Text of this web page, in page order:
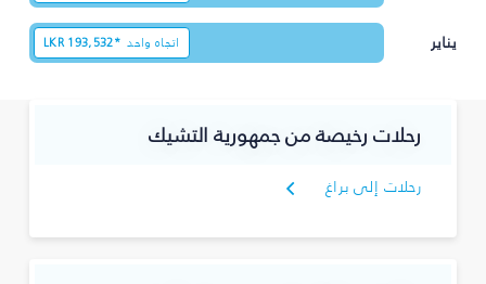
يناير اتجاه واحد LKR 193,532*
رحلات رخيصة من جمهورية التشيك
رحلات إلى براغ